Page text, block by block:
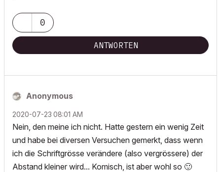
0
ANTWORTEN
Anonymous
‎2020-07-23 08:01 AM
Nein, den meine ich nicht. Hatte gestern ein wenig Zeit
und habe bei diversen Versuchen gemerkt, dass wenn
ich die Schriftgrösse verändere (also vergrössere) der
Abstand kleiner wird... Komisch, ist aber wohl so 🙂